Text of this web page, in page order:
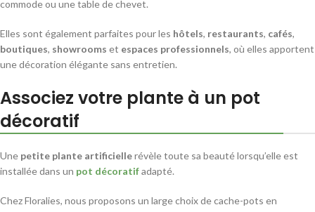
commode ou une table de chevet.
Elles sont également parfaites pour les hôtels, restaurants, cafés,
boutiques, showrooms et espaces professionnels, où elles apportent
une décoration élégante sans entretien.
Associez votre plante à un pot
décoratif
Une petite plante artificiellerévèle toute sa beauté lorsqu’elle est
installée dans un pot décoratifadapté.
Chez Floralies, nous proposons un large choix de cache-pots en